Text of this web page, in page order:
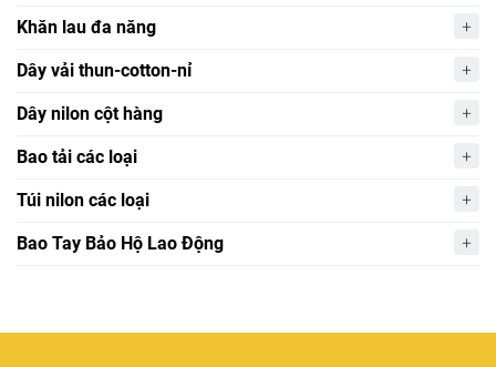
Khăn lau đa năng
Dây vải thun-cotton-nỉ
Dây nilon cột hàng
Bao tải các loại
Túi nilon các loại
Bao Tay Bảo Hộ Lao Động